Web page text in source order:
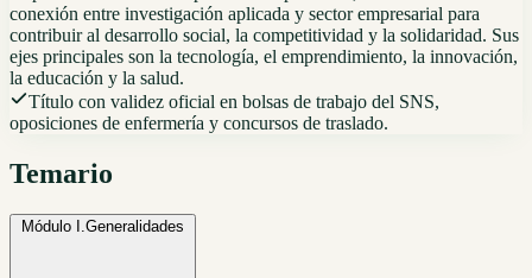
conexión entre investigación aplicada y sector empresarial para
contribuir al desarrollo social, la competitividad y la solidaridad. Sus
ejes principales son la tecnología, el emprendimiento, la innovación,
la educación y la salud.
Título con validez oficial en bolsas de trabajo del SNS,
oposiciones de enfermería y concursos de traslado.
Temario
Módulo I.